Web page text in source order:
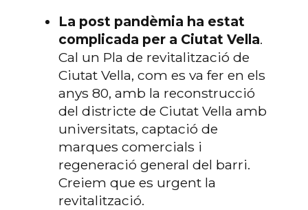
La post pandèmia ha estat
complicada per a Ciutat Vella.
Cal un Pla de revitalització de
Ciutat Vella, com es va fer en els
anys 80, amb la reconstrucció
del districte de Ciutat Vella amb
universitats, captació de
marques comercials i
regeneració general del barri.
Creiem que es urgent la
revitalització.